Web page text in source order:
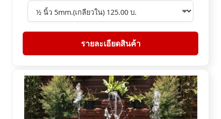
รายละเอียดสินค้า